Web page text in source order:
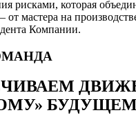
рисками, которая
мастера на
Компании.